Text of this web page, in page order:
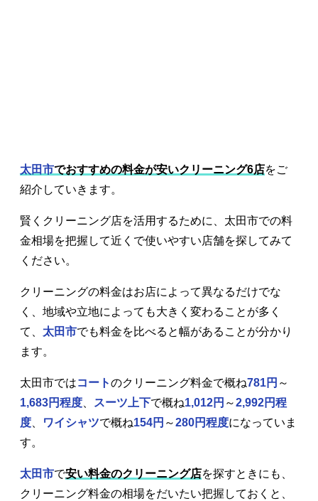
太田市でおすすめの料金が安いクリーニング6店をご
紹介していきます。
賢くクリーニング店を活用するために、太田市での料
金相場を把握して近くで使いやすい店舗を探してみて
ください。
クリーニングの料金はお店によって異なるだけでな
く、地域や立地によっても大きく変わることが多く
て、 太田市でも料金を比べると幅があることが分かり
ます。
太田市ではコートのクリーニング料金で概ね781円 ～
1,683円程度
スーツ上下で概ね1,012円 ～2,992円程
度
ワイシャツで概ね154円 ～280円程度になっていま
す。
太田市で安い料金のクリーニング店を探すときにも、
クリーニング料金の相場をだいたい把握しておくと、